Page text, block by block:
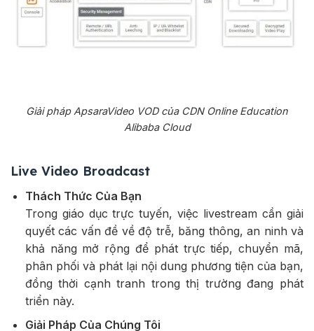
Giải pháp ApsaraVideo VOD của CDN Online Education
Alibaba Cloud
Live Video Broadcast
Thách Thức Của Bạn
Trong giáo dục trực tuyến, việc livestream cần giải
quyết các vấn đề về độ trễ, băng thông, an ninh và
khả năng mở rộng để phát trực tiếp, chuyển mã,
phân phối và phát lại nội dung phương tiện của bạn,
đồng thời cạnh tranh trong thị trường đang phát
triển này.
Giải Pháp Của Chúng Tôi